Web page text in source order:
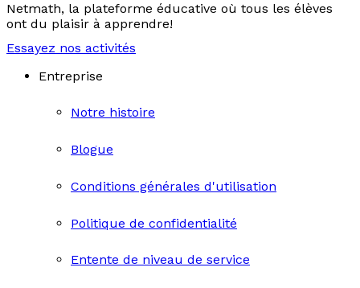
Netmath, la plateforme éducative où tous les élèves
ont du plaisir à apprendre!
Essayez nos activités
Entreprise
Notre histoire
Blogue
Conditions générales d'utilisation
Politique de confidentialité
Entente de niveau de service